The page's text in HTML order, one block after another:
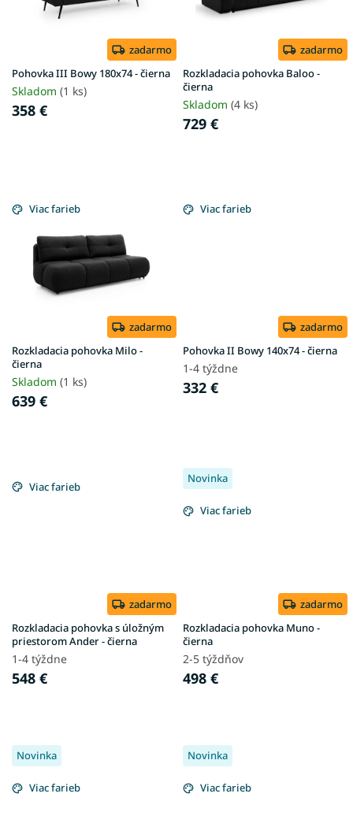
u
k
t
o
zadarmo
Pohovka III Bowy 180x74 - čierna
Skladom (1 ks)
358 €
zadarmo
Rozkladacia pohovka Baloo -
čierna
Skladom (4 ks)
729 €
Viac farieb
zadarmo
Rozkladacia pohovka Milo -
čierna
Skladom (1 ks)
639 €
Viac farieb
zadarmo
Pohovka II Bowy 140x74 - čierna
1-4 týždne
332 €
Viac farieb
zadarmo
Rozkladacia pohovka s úložným
priestorom Ander - čierna
1-4 týždne
548 €
Novinka
Viac farieb
zadarmo
Rozkladacia pohovka Muno -
čierna
2-5 týždňov
498 €
Novinka
Viac farieb
Novinka
Viac farieb